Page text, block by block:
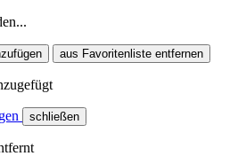
aus Favoritenliste entfernen
schließen